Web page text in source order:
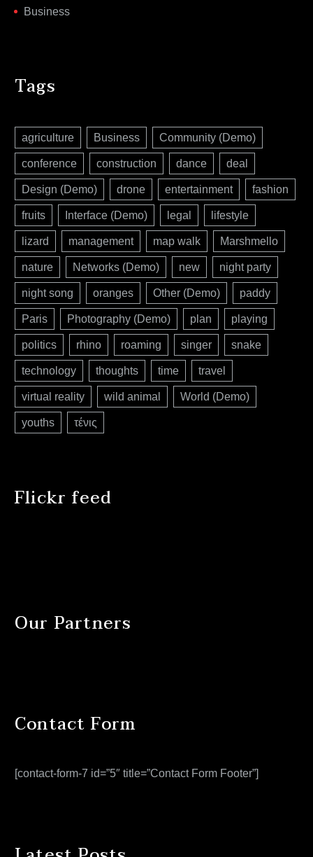
Business
Tags
agriculture Business Community (Demo)
conference construction dance deal
Design (Demo) drone entertainment fashion
fruits Interface (Demo) legal lifestyle
lizard management map walk Marshmello
nature Networks (Demo) new night party
night song oranges Other (Demo) paddy
Paris Photography (Demo) plan playing
politics rhino roaming singer snake
technology thoughts time travel
virtual reality wild animal World (Demo)
youths τένις
Flickr feed
Our Partners
Contact Form
[contact-form-7 id=”5″ title=”Contact Form Footer”]